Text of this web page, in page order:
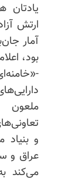
بود،
ملعون
و
عراق و
می‌کند